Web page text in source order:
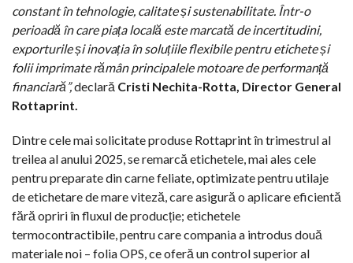
constant în tehnologie, calitate și sustenabilitate. Într-o
perioadă în care piața locală este marcată de incertitudini,
exporturile și inovația în soluțiile flexibile pentru etichete și
folii imprimate rămân principalele motoare de performanță
financiară”,declară Cristi Nechita-Rotta, Director General
Rottaprint.
Dintre cele mai solicitate produse Rottaprint în trimestrul al
treilea al anului 2025, se remarcă etichetele, mai ales cele
pentru preparate din carne feliate, optimizate pentru utilaje
de etichetare de mare viteză, care asigură o aplicare eficientă
fără opriri în fluxul de producție; etichetele
termocontractibile, pentru care compania a introdus două
materiale noi – folia OPS, ce oferă un control superior al